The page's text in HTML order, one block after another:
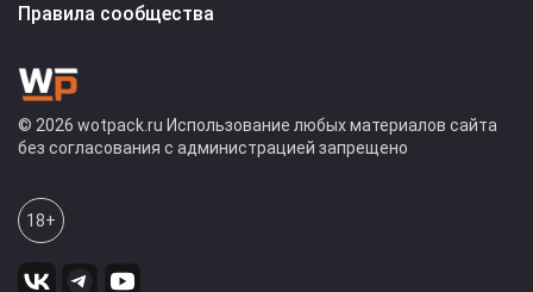
Правила сообщества
© 2026 wotpack.ru Использование любых материалов сайта
без согласования с администрацией запрещено
18+